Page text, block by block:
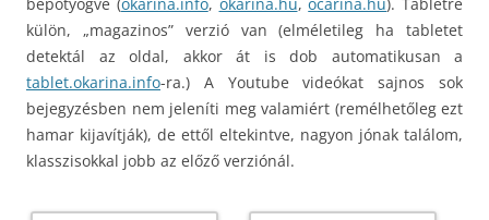
külön, „magazinos” verzió van (elméletileg ha tabletet
detektál az oldal, akkor át is dob automatikusan a
tablet.okarina.info-ra.) A Youtube videókat sajnos sok
bejegyzésben nem jeleníti meg valamiért (remélhetőleg ezt
hamar kijavítják), de ettől eltekintve, nagyon jónak találom,
klasszisokkal jobb az előző verziónál.